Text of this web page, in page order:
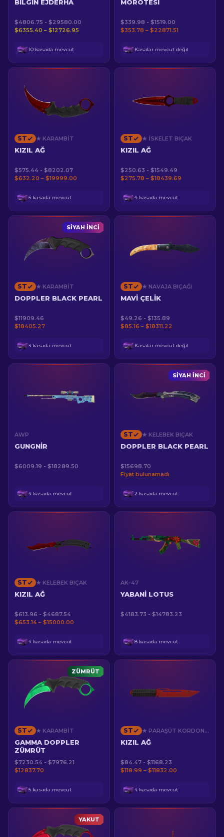
BILGIN EJDERHA
$4806.75 - $29580.00
$6355.40 – $12726.95
10 kasada mevcut
MORÖTESI
$339.98 - $1519.00
$353.78 – $22871.51
Kasalar mevcut değil
ST ★ KARAMBIT
KIZIL AĞ
$575.44 - $8202.07
$632.20 – $19999.00
5 kasada mevcut
ST ★ İSKELET BIÇAK
KIZIL AĞ
$250.63 - $1549.49
$275.78 – $18439.69
4 kasada mevcut
SIYAH İNCI
ST ★ KARAMBIT
DOPPLER BLACK PEARL
$11909.46
$18405.27
3 kasada mevcut
ST ★ NAVAJA BIÇAĞI
MAVI ÇELIK
$49.26 - $135.89
$85.16 – $18311.22
Kasalar mevcut değil
AWP
GUNGNIR
$6009.19 - $18289.50
4 kasada mevcut
SIYAH İNCI
ST ★ KELEBEK BIÇAK
DOPPLER BLACK PEARL
$15698.70
Fiyat bulunamadı
2 kasada mevcut
ST ★ KELEBEK BIÇAK
KIZIL AĞ
$613.96 - $4687.54
$653.14 – $15000.00
4 kasada mevcut
AK-47
YABANI LOTUS
$4183.73 - $14783.23
8 kasada mevcut
ZÜMRÜT
ST ★ KARAMBIT
GAMMA DOPPLER
ZÜMRÜT
$7230.54 - $7976.21
$12837.70
5 kasada mevcut
ST ★ PARAŞÜT KORDONU SAPLI BIÇAK
KIZIL AĞ
$84.47 - $1168.23
$118.99 – $11832.00
4 kasada mevcut
YAKUT